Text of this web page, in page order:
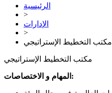
الرئيسية
>
الإدارات
>
مكتب التخطيط الإستراتيجي
مكتب التخطيط الإستراتيجي
المهام و الاختصاصات: